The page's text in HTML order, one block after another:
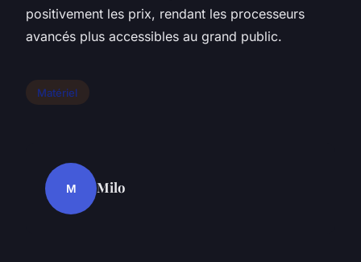
positivement les prix, rendant les processeurs
avancés plus accessibles au grand public.
Matériel
M Milo